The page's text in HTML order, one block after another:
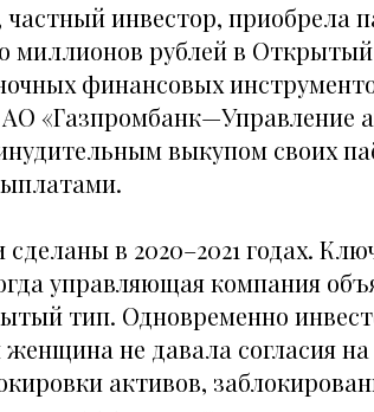
инвестор, приобрела
миллионов рублей в
финансовых
«Газпромбанк—Управление
выкупом своих
в 2020–2021 годах.
управляющая компания
тип. Одновременно
не давала согласия
активов,